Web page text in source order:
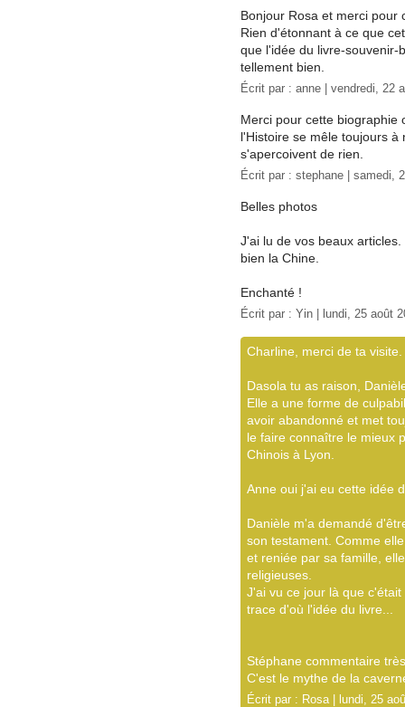
Bonjour Rosa et merci pour
Rien d'étonnant à ce que
que l'idée du livre-souvenir-
tellement bien.
Écrit par : anne | vendredi, 22
Merci pour cette biographie
l'Histoire se mêle toujours à
s'apercoivent de rien.
Écrit par : stephane | samedi,
Belles photos
J'ai lu de vos beaux
bien la Chine.
Enchanté !
Écrit par : Yin | lundi, 25 août
Charline, merci de ta visite.
Dasola tu as raison,
Elle a une forme de
avoir abandonné et met
le faire connaître le mieux
Chinois à Lyon.
Anne oui j'ai eu cette idée
Danièle m'a demandé
son testament. Comme
et reniée par sa famille,
religieuses.
J'ai vu ce jour là que
trace d'où l'idée du livre...
Stéphane commentaire
C'est le mythe de la
Écrit par : Rosa | lundi, 25